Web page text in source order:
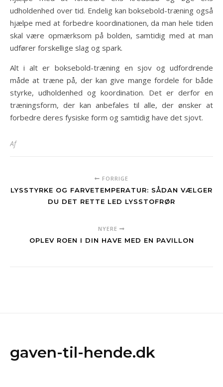
udholdenhed over tid. Endelig kan boksebold-træning også
hjælpe med at forbedre koordinationen, da man hele tiden
skal være opmærksom på bolden, samtidig med at man
udfører forskellige slag og spark.
Alt i alt er boksebold-træning en sjov og udfordrende
måde at træne på, der kan give mange fordele for både
styrke, udholdenhed og koordination. Det er derfor en
træningsform, der kan anbefales til alle, der ønsker at
forbedre deres fysiske form og samtidig have det sjovt.
Af
FORRIGE
LYSSTYRKE OG FARVETEMPERATUR: SÅDAN VÆLGER
DU DET RETTE LED LYSSTOFRØR
NYERE
OPLEV ROEN I DIN HAVE MED EN PAVILLON
gaven-til-hende.dk